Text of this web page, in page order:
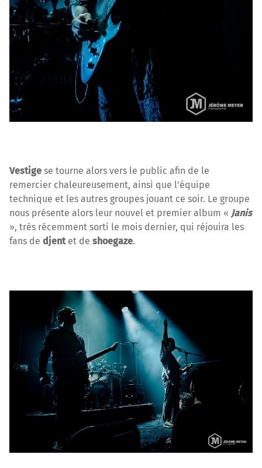
Vestige se tourne alors vers le public afin de le
remercier chaleureusement, ainsi que l’équipe
technique et les autres groupes jouant ce soir. Le groupe
nous présente alors leur nouvel et premier album « Janis
», très récemment sorti le mois dernier, qui réjouira les
fans de djentet de shoegaze.